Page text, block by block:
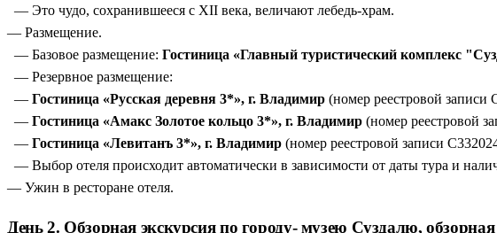
— Это чудо, сохранившееся с ХII века, величают лебедь-храм.
— Размещение.
— Базовое размещение: Гостиница «Главный туристический комплекс
— Резервное размещение:
— Гостиница «Русская деревня 3*», г. Владимир (номер реестровой записи
— Гостиница «Амакс Золотое кольцо 3*», г. Владимир (номер реестровой
— Гостиница «Левитанъ 3*», г. Владимир (номер реестровой записи
— Выбор отеля происходит автоматически в зависимости от даты тура и
— Ужин в ресторане отеля.
День 2. Обзорная экскурсия по городу- музею Суздалю,